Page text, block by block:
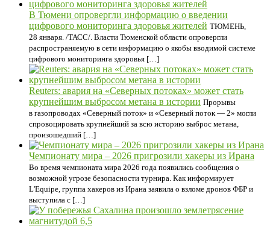
В Тюмени опровергли информацию о введении
цифрового мониторинга здоровья жителей ТЮМЕНЬ,
28 января. /ТАСС/. Власти Тюменской области опровергли
распространяемую в сети информацию о якобы вводимой системе
цифрового мониторинга здоровья […]
Reuters: авария на «Северных потоках» может стать
крупнейшим выбросом метана в истории Прорывы
в газопроводах «Северный поток» и «Северный поток — 2» могли
спровоцировать крупнейший за всю историю выброс метана,
произошедший […]
Чемпионату мира – 2026 пригрозили хакеры из Ирана
Во время чемпионата мира 2026 года появились сообщения о
возможной угрозе безопасности турнира. Как информирует
L'Equipe, группа хакеров из Ирана заявила о взломе дронов ФБР и
выступила с […]